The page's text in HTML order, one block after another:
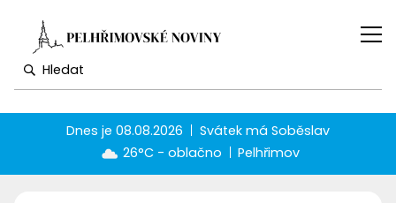
Dnes je08.08.2026 Svátek má Soběslav
26°C - oblačno
Pelhřimov